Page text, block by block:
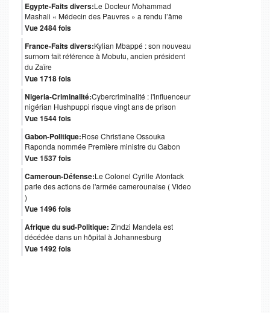
Egypte-Faits divers:Le Docteur Mohammad
Mashali « Médecin des Pauvres » a rendu l’âme
Vue 2484 fois
France-Faits divers:Kylian Mbappé : son nouveau
surnom fait référence à Mobutu, ancien président
du Zaïre
Vue 1718 fois
Nigeria-Criminalité:Cybercriminalité : l'influenceur
nigérian Hushpuppi risque vingt ans de prison
Vue 1544 fois
Gabon-Politique:Rose Christiane Ossouka
Raponda nommée Première ministre du Gabon
Vue 1537 fois
Cameroun-Défense:Le Colonel Cyrille Atonfack
parle des actions de l'armée camerounaise ( Video
)
Vue 1496 fois
Afrique du sud-Politique: Zindzi Mandela est
décédée dans un hôpital à Johannesburg
Vue 1492 fois